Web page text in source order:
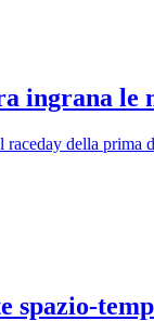
ingrana le
della prima
spazio-